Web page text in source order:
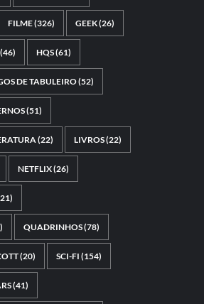
FILME(326) GEEK(26)
HQS(61)
DE TABULEIRO(52)
(51)
(22) LIVROS(22)
NETFLIX(26)
QUADRINHOS(78)
(20) SCI-FI (154)
(41)